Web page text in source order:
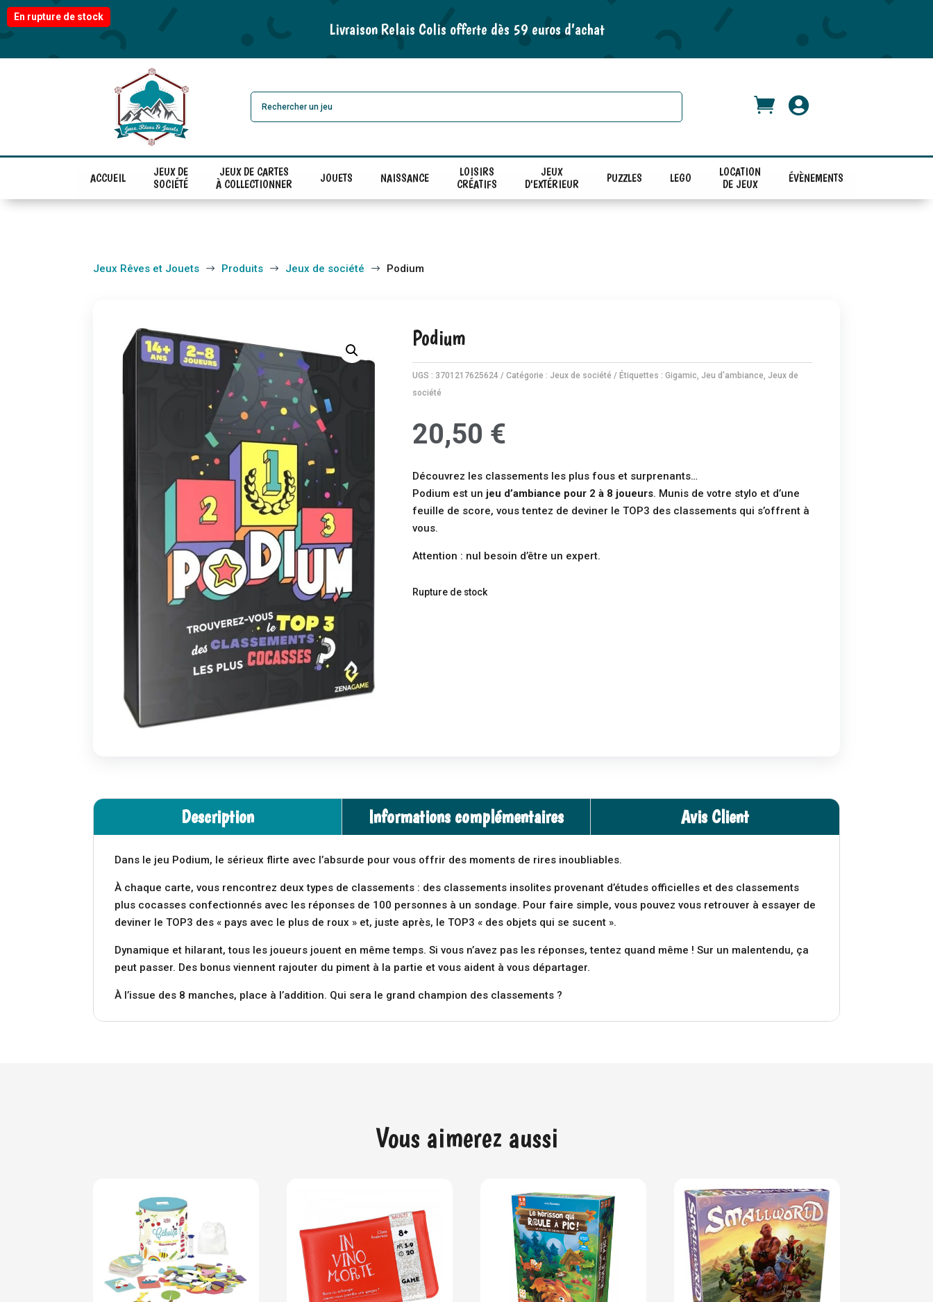
Livraison Relais Colis offerte dès 59 euros d’achat
 
ACCUEIL
JEUX DE
SOCIÉTÉ
JEUX DE CARTES
À COLLECTIONNER
JOUETS NAISSANCE
LOISIRS
CRÉATIFS
JEUX
D'EXTÉRIEUR
PUZZLES LEGO
LOCATION
DE JEUX
ÉVÈNEMENTS
En rupture de stock
Jeux Rêves et Jouets $ Produits $ Jeux de société $ Podium
Podium
UGS : 3701217625624 Catégorie : Jeux de société Étiquettes :Gigamic, Jeu d'ambiance, Jeux de
société
20,50 €
Découvrez les classements les plus fous et surprenants…
Podium est un jeu d’ambiance pour 2 à 8 joueurs. Munis de votre stylo et d’une
feuille de score, vous tentez de deviner le TOP3 des classements qui s’offrent à
vous.
Attention : nul besoin d’être un expert.
Rupture de stock
Description Informations complémentaires Avis Client
Dans le jeu Podium, le sérieux flirte avec l’absurde pour vous offrir des moments de rires inoubliables.
À chaque carte, vous rencontrez deux types de classements : des classements insolites provenant d’études officielles et des classements
plus cocasses confectionnés avec les réponses de 100 personnes à un sondage. Pour faire simple, vous pouvez vous retrouver à essayer de
deviner le TOP3 des « pays avec le plus de roux » et, juste après, le TOP3 « des objets qui se sucent ».
Dynamique et hilarant, tous les joueurs jouent en même temps. Si vous n’avez pas les réponses, tentez quand même ! Sur un malentendu, ça
peut passer. Des bonus viennent rajouter du piment à la partie et vous aident à vous départager.
À l’issue des 8 manches, place à l’addition. Qui sera le grand champion des classements ?
Vous aimerez aussi